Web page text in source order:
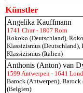
Künstler
Angelika Kauffmann
1741 Chur - 1807 Rom
Rokoko (Deutschland),
Klassizismus (Deutschland),
Klassizismus (Italien)
Anthonis (Anton) van
1599 Antwerpen - 1641
Barock (Antwerpen), Barock
(Belgien)